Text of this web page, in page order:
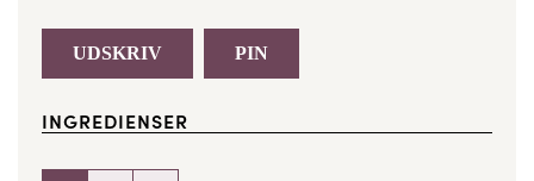
UDSKRIV PIN
INGREDIENSER